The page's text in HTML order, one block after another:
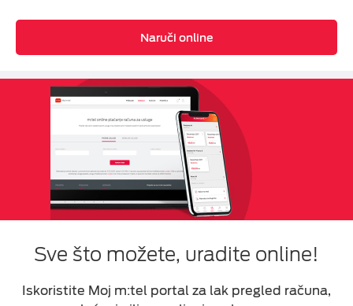
Naruči online
Sve što možete, uradite online!
Iskoristite Moj m:tel portal za lak pregled računa,